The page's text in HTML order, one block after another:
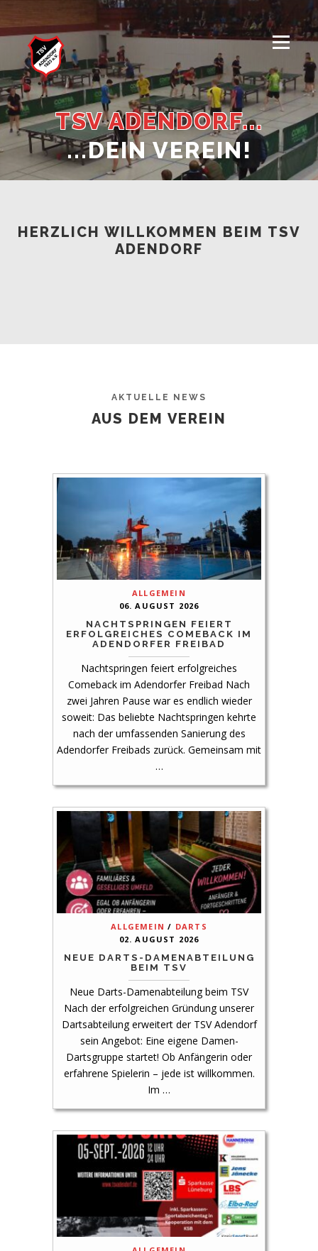
Inhalt
springen
Menü
TSV ADENDORF...
...DEINVEREIN!
HERZLICH WILLKOMMEN BEIM TSV
ADENDORF
AKTUELLE NEWS
AUS DEM VEREIN
ALLGEMEIN
06. AUGUST 2026
NACHTSPRINGEN FEIERT
ERFOLGREICHES COMEBACK IM
ADENDORFER FREIBAD
Nachtspringen feiert erfolgreiches
Comeback im Adendorfer Freibad Nach
zwei Jahren Pause war es endlich wieder
soweit: Das beliebte Nachtspringen kehrte
nach der umfassenden Sanierung des
Adendorfer Freibads zurück. Gemeinsam mit
…
ALLGEMEIN / DARTS
02. AUGUST 2026
NEUE DARTS-DAMENABTEILUNG
BEIM TSV
Neue Darts-Damenabteilung beim TSV
Nach der erfolgreichen Gründung unserer
Dartsabteilung erweitert der TSV Adendorf
sein Angebot: Eine eigene Damen-
Dartsgruppe startet! Ob Anfängerin oder
erfahrene Spielerin – jede ist willkommen.
Im …